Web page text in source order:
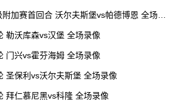
加赛首回合 沃尔夫斯堡vs帕德博恩 全场录
勒沃库森vs汉堡 全场录像
门兴vs霍芬海姆 全场录像
圣保利vs沃尔夫斯堡 全场录像
拜仁慕尼黑vs科隆 全场录像